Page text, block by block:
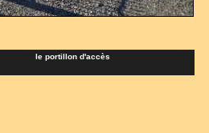
le portillon d'accès